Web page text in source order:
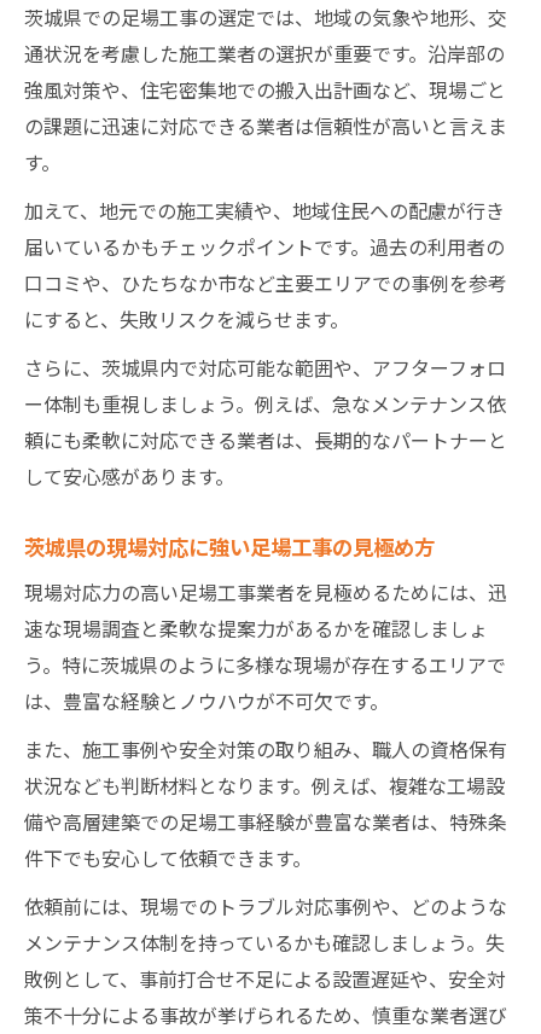
茨城県での足場工事の選定では、地域の気象や地形、交
通状況を考慮した施工業者の選択が重要です。沿岸部の
強風対策や、住宅密集地での搬入出計画など、現場ごと
の課題に迅速に対応できる業者は信頼性が高いと言えま
す。
加えて、地元での施工実績や、地域住民への配慮が行き
届いているかもチェックポイントです。過去の利用者の
口コミや、ひたちなか市など主要エリアでの事例を参考
にすると、失敗リスクを減らせます。
さらに、茨城県内で対応可能な範囲や、アフターフォロ
ー体制も重視しましょう。例えば、急なメンテナンス依
頼にも柔軟に対応できる業者は、長期的なパートナーと
して安心感があります。
茨城県の現場対応に強い足場工事の見極め方
現場対応力の高い足場工事業者を見極めるためには、迅
速な現場調査と柔軟な提案力があるかを確認しましょ
う。特に茨城県のように多様な現場が存在するエリアで
は、豊富な経験とノウハウが不可欠です。
また、施工事例や安全対策の取り組み、職人の資格保有
状況なども判断材料となります。例えば、複雑な工場設
備や高層建築での足場工事経験が豊富な業者は、特殊条
件下でも安心して依頼できます。
依頼前には、現場でのトラブル対応事例や、どのような
メンテナンス体制を持っているかも確認しましょう。失
敗例として、事前打合せ不足による設置遅延や、安全対
策不十分による事故が挙げられるため、慎重な業者選び